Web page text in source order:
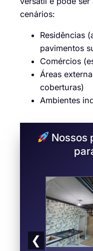
cenários:
Residências
pavimentos
Comércios
Áreas
coberturas)
Ambientes
Nossos
❮